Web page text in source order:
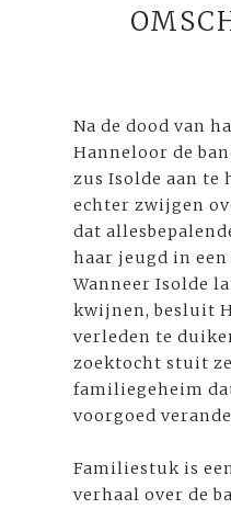
Na de dood van
Hanneloor de
zus Isolde aan
echter zwijgen
dat
haar jeugd in een
Wanneer Isolde
kwijnen, besluit
verleden te
zoektocht stuit
familiegeheim
voorgoed
Familiestuk is
verhaal over de